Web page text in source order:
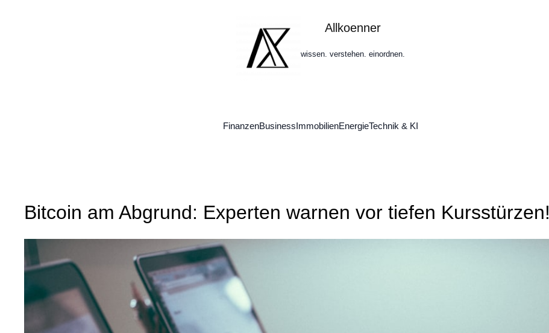
Allkoenner
wissen. verstehen. einordnen.
FinanzenBusinessImmobilienEnergieTechnik & KI
Bitcoin am Abgrund: Experten warnen vor tiefen Kursstürzen!